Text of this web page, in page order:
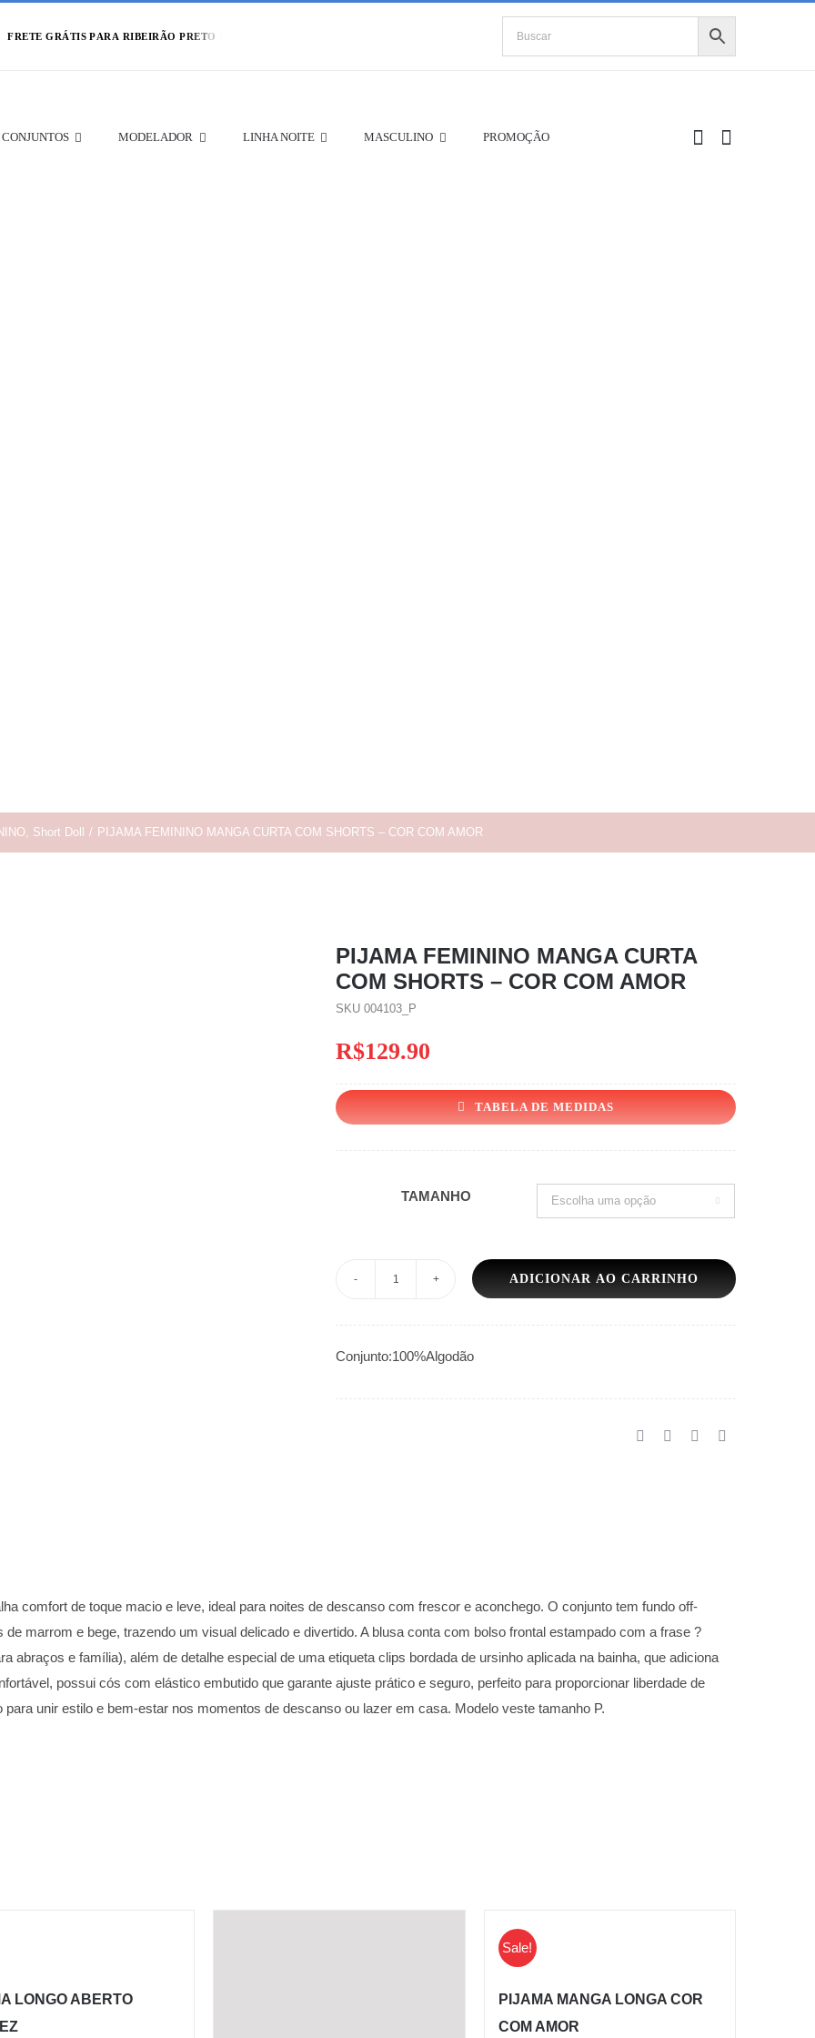
CONJUNTOS MODELADOR LINHA NOITE MASCULINO PROMOÇÃO
Short Doll / PIJAMA FEMININO MANGA CURTA COM SHORTS – COR COM AMOR
PIJAMA FEMININO MANGA CURTA
COM SHORTS – COR COM AMOR
SKU004103_P
R$129.90
TABELA DE MEDIDAS
TAMANHO 
CURTA
ADICIONAR AO CARRINHO
Conjunto:100%Algodão
comfort de toque macio e leve, ideal para noites de descanso com frescor e aconchego. O conjunto tem fundo off-
marrom e bege, trazendo um visual delicado e divertido. A blusa conta com bolso frontal estampado com a frase ?
abraços e família), além de detalhe especial de uma etiqueta clips bordada de ursinho aplicada na bainha, que adiciona
possui cós com elástico embutido que garante ajuste prático e seguro, perfeito para proporcionar liberdade de
unir estilo e bem-estar nos momentos de descanso ou lazer em casa. Modelo veste tamanho P.
LONGO ABERTO
Sale!
PIJAMA MANGA LONGA COR
COM AMOR